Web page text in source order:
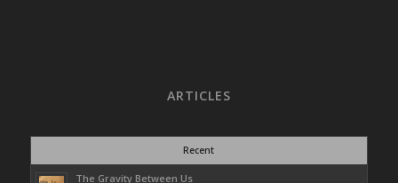
ARTICLES
Recent
The Gravity Between Us